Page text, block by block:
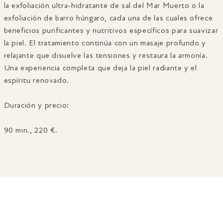
la exfoliación ultra-hidratante de sal del Mar Muerto o la
exfoliación de barro húngaro, cada una de las cuales ofrece
beneficios purificantes y nutritivos específicos para suavizar
la piel. El tratamiento continúa con un masaje profundo y
relajante que disuelve las tensiones y restaura la armonía.
Una experiencia completa que deja la piel radiante y el
espíritu renovado.
Duración y precio:
90 min., 220 €.